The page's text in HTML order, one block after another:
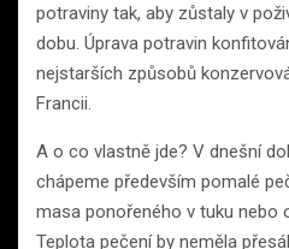
potraviny tak, aby zůstaly v
dobu. Úprava potravin
nejstarších způsobů
Francii.
A o co vlastně jde? V dnešní
chápeme především pomalé
masa ponořeného v tuku nebo
Teplota pečení by neměla